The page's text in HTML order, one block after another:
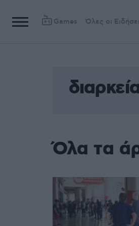
Games Όλες οι
Όλα τα